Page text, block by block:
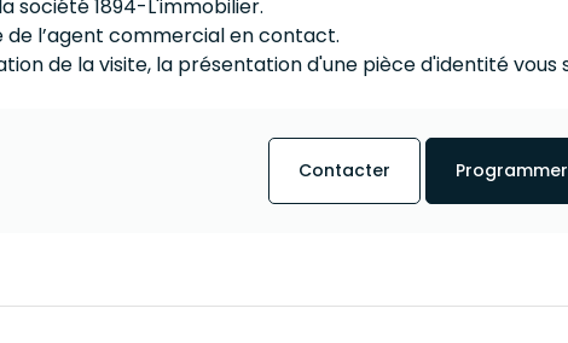
société 1894-L'immobilier.
l’agent commercial en contact.
de la visite, la présentation d'une pièce d'identité vous
Contacter